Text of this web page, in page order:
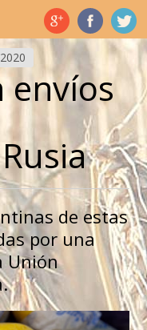
envíos
de estas
por una
Unión